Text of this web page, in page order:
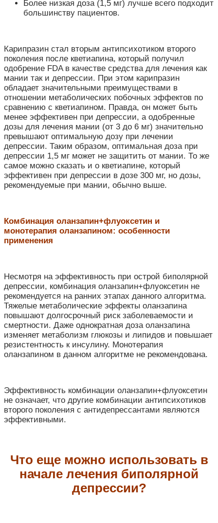
Более низкая доза (1,5 мг) лучше всего подходит
большинству пациентов.
Карипразин стал вторым антипсихотиком второго
поколения после кветиапина, который получил
одобрение FDA в качестве средства для лечения как
мании так и депрессии. При этом карипразин
обладает значительными преимуществами в
отношении метаболических побочных эффектов по
сравнению с кветиапином. Правда, он может быть
менее эффективен при депрессии, а одобренные
дозы для лечения мании (от 3 до 6 мг) значительно
превышают оптимальную дозу при лечении
депрессии. Таким образом, оптимальная доза при
депрессии 1,5 мг может не защитить от мании. То же
самое можно сказать и о кветиапине, который
эффективен при депрессии в дозе 300 мг, но дозы,
рекомендуемые при мании, обычно выше.
Комбинация оланзапин+флуоксетин и
монотерапия оланзапином: особенности
применения
Несмотря на эффективность при острой биполярной
депрессии, комбинация оланзапин+флуоксетин не
рекомендуется на ранних этапах данного алгоритма.
Тяжелые метаболические эффекты оланзапина
повышают долгосрочный риск заболеваемости и
смертности. Даже однократная доза оланзапина
изменяет метаболизм глюкозы и липидов и повышает
резистентность к инсулину. Монотерапия
оланзапином в данном алгоритме не рекомендована.
Эффективность комбинации оланзапин+флуоксетин
не означает, что другие комбинации антипсихотиков
второго поколения с антидепрессантами являются
эффективными.
Что еще можно использовать в
начале лечения биполярной
депрессии?